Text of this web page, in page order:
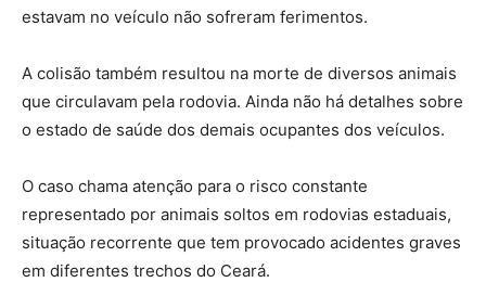
estavam no veículo não sofreram ferimentos.
A colisão também resultou na morte de diversos animais
que circulavam pela rodovia. Ainda não há detalhes sobre
o estado de saúde dos demais ocupantes dos veículos.
O caso chama atenção para o risco constante
representado por animais soltos em rodovias estaduais,
situação recorrente que tem provocado acidentes graves
em diferentes trechos do Ceará.